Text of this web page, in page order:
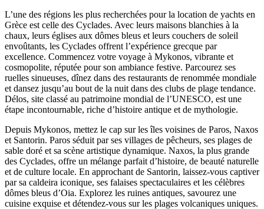
L’une des régions les plus recherchées pour la location de yachts en
Grèce est celle des Cyclades. Avec leurs maisons blanchies à la
chaux, leurs églises aux dômes bleus et leurs couchers de soleil
envoûtants, les Cyclades offrent l’expérience grecque par
excellence. Commencez votre voyage à Mykonos, vibrante et
cosmopolite, réputée pour son ambiance festive. Parcourez ses
ruelles sinueuses, dînez dans des restaurants de renommée mondiale
et dansez jusqu’au bout de la nuit dans des clubs de plage tendance.
Délos, site classé au patrimoine mondial de l’UNESCO, est une
étape incontournable, riche d’histoire antique et de mythologie.
Depuis Mykonos, mettez le cap sur les îles voisines de Paros, Naxos
et Santorin. Paros séduit par ses villages de pêcheurs, ses plages de
sable doré et sa scène artistique dynamique. Naxos, la plus grande
des Cyclades, offre un mélange parfait d’histoire, de beauté naturelle
et de culture locale. En approchant de Santorin, laissez-vous captiver
par sa caldeira iconique, ses falaises spectaculaires et les célèbres
dômes bleus d’Oia. Explorez les ruines antiques, savourez une
cuisine exquise et détendez-vous sur les plages volcaniques uniques.